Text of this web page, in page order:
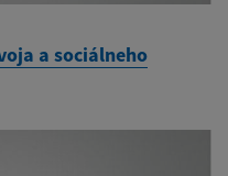
a sociálneho